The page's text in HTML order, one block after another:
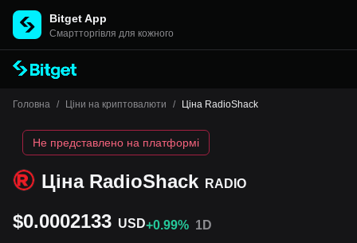
Bitget App
Cмартторгівля для кожного
Головна / Ціни на криптовалюти / Ціна RadioShack
Ціна RadioShack RADIO
Не представлено на платформі
$0.0002133 USD+0.99% 1D